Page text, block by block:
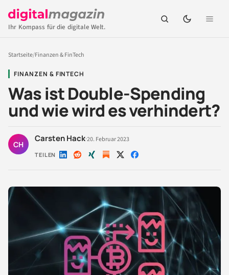
Ihr Kompass für die digitale Welt.
Startseite/Finanzen & FinTech
FINANZEN & FINTECH
Was ist Double-Spending
und wie wird es verhindert?
CH
Carsten Hack·20. Februar 2023
TEILEN Auf Auf Auf Auf Auf